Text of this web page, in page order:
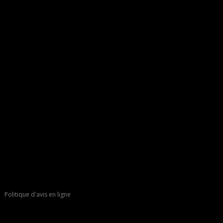
Politique d'avis en ligne